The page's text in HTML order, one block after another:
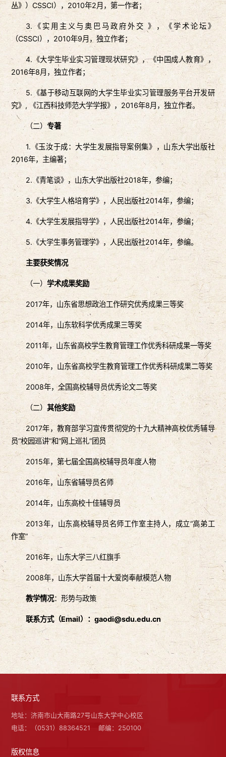
丛》）CSSCI），2010年2月，第一作者；
3.《实用主义与奥巴马政府外交 》，《学术论坛》
（CSSCI），2010年9月，独立作者；
4.《大学生毕业实习管理现状研究》，《中国成人教育》，
2016年8月，独立作者；
5.《基于移动互联网的大学生毕业实习管理服务平台开发研
究》, 《江西科技师范大学学报》，2016年8月，独立作者。
（二）专著
1.《玉汝于成：大学生发展指导案例集》，山东大学出版社
2016年，主编著；
2.《青笔谈》，山东大学出版社2018年，参编；
3.《大学生人格培育学》，人民出版社2014年，参编；
4.《大学生发展指导学》，人民出版社2014年，参编；
5.《大学生事务管理学》，人民出版社2014年，参编。
主要获奖情况
（一）学术成果奖励
2017年，山东省思想政治工作研究优秀成果三等奖
2014年，山东软科学优秀成果三等奖
2011年，山东省高校学生教育管理工作优秀科研成果一等奖
2010年，山东省高校学生教育管理工作优秀科研成果二等奖
2008年，全国高校辅导员优秀论文二等奖
（二）其他奖励
2017年，教育部学习宣传贯彻党的十九大精神高校优秀辅导
员“校园巡讲”和“网上巡礼”团员
2015年，第七届全国高校辅导员年度人物
2016年，山东省辅导员名师
2014年，山东高校十佳辅导员
2013年，山东高校辅导员名师工作室主持人，成立“高弟工
作室”
2016年，山东大学三八红旗手
2008年，山东大学首届十大爱岗奉献模范人物
教学情况：形势与政策
联系方式（Email） ：gaodi@sdu.edu.cn
联系方式
地址：济南市山大南路27号山东大学中心校区
电话：（0531）88364521
邮编：250100
版权信息